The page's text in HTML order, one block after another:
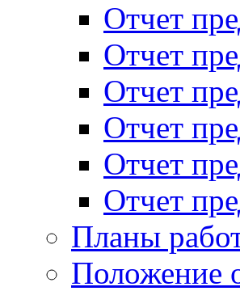
Отчет
Отчет
Отчет
Отчет
Отчет
Отчет
Планы
Положение